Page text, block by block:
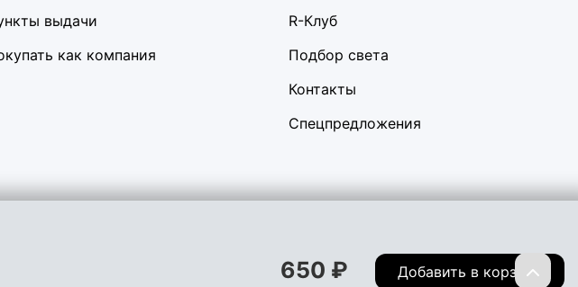
650 ₽ Добавить в корзину
выдачи
как компания
R-Клуб
Подбор света
Контакты
Спецпредложения
чтобы помочь вам в навигации, а также предоставить лучший пользовательский опыт,
активностей. Если Вы не хотите, чтобы Ваши пользовательские данные
Договор оферта Правила продаж Обмен иПерейти